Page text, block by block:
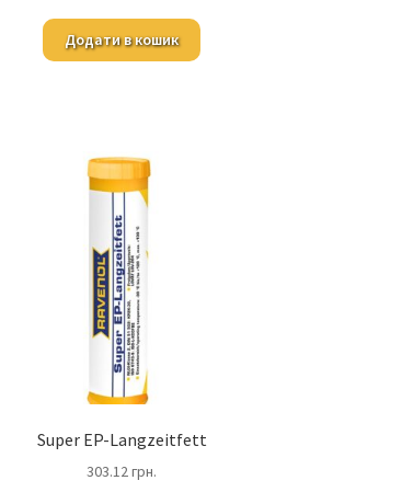
Додати в кошик
Super EP-Langzeitfett
303.12грн.